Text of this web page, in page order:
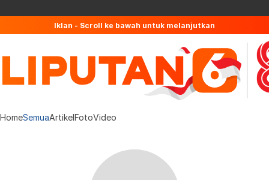
Iklan - Scroll ke bawah untuk melanjutkan
HomeSemuaArtikelFotoVideo